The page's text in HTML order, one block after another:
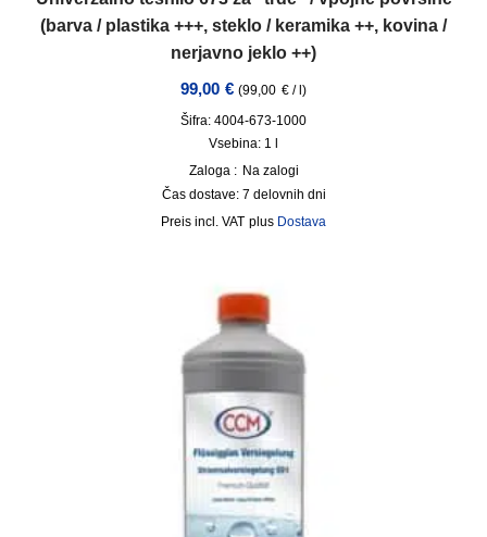
(barva / plastika +++, steklo / keramika ++, kovina /
nerjavno jeklo ++)
99,00 € (99,00 € /l)
Šifra: 4004-673-1000
Vsebina: 1
Zaloga : Na zalogi
Čas dostave: 7 delovnih dni
incl. VAT plus Dostava